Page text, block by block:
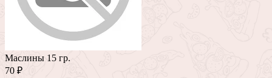
Маслины 15 гр.
70 ₽